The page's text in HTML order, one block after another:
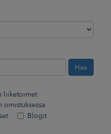
liiketoimet
omistuksessa
Blogit